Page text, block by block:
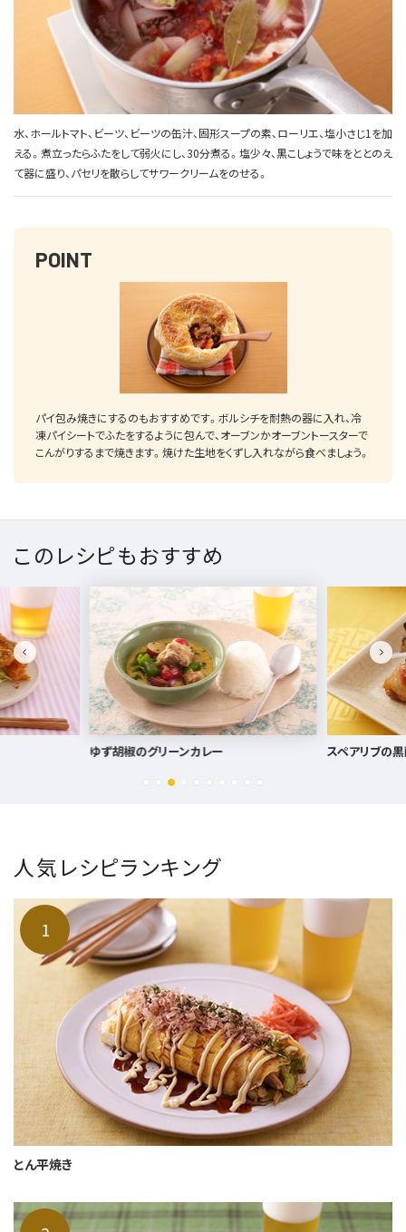
水、ホールトマト、ビーツ、ビーツの缶汁、固形スープの素、ローリエ、塩小さじ1を加
える。煮立ったらふたをして弱火にし、30分煮る。塩少々、黒こしょうで味をととのえ
て器に盛り、パセリを散らしてサワークリームをのせる。
POINT
パイ包み焼きにするのもおすすめです。ボルシチを耐熱の器に入れ、冷
凍パイシートでふたをするように包んで、オーブンかオーブントースターで
こんがりするまで焼きます。焼けた生地をくずし入れながら食べましょう。
このレシピもおすすめ
スペアリブの黒酢オイスター焼き 焼き鳥缶のチ
人気レシピランキング
とん平焼き